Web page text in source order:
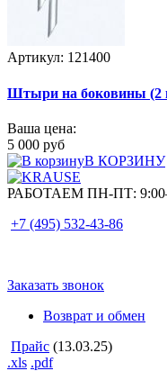
Артикул: 121400
Штыри на боковины (2
Ваша цена:
5 000 руб
В КОРЗИНУ
РАБОТАЕМ ПН-ПТ:
+7 (495) 532-43-86
Заказать звонок
Возврат и обмен
Прайс (13.03.25)
.xls .pdf